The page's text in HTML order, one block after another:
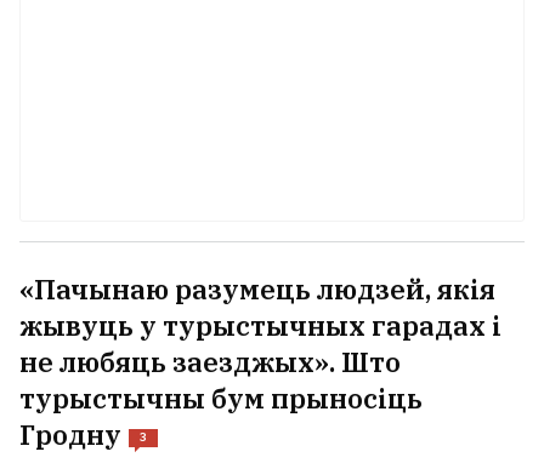
«Пачынаю разумець людзей, якія
жывуць у турыстычных гарадах і
не любяць заезджых». Што
турыстычны бум прыносіць
Гродну
3